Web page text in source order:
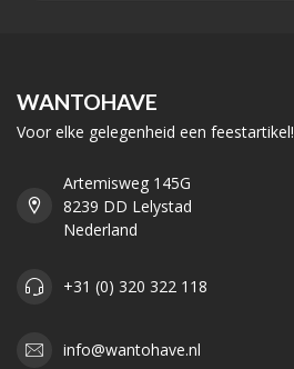
WANTOHAVE
Voor elke gelegenheid een feestartikel!
Artemisweg 145G
8239 DD Lelystad
Nederland
+31 (0) 320 322 118
info@wantohave.nl